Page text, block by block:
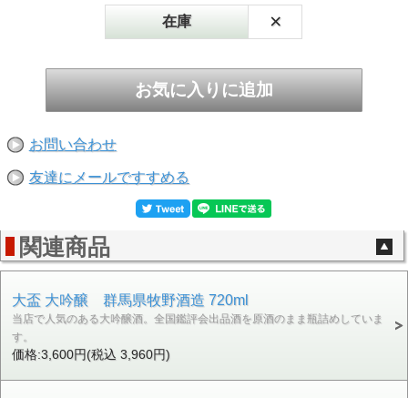
在庫 ×
お問い合わせ
友達にメールですすめる
関連商品
大盃 大吟醸 群馬県牧野酒造 720ml
当店で人気のある大吟醸酒。全国鑑評会出品酒を原酒のまま瓶詰めしていま
す。
価格:3,600円(税込 3,960円)